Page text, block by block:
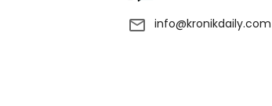
info@kronikdaily.com